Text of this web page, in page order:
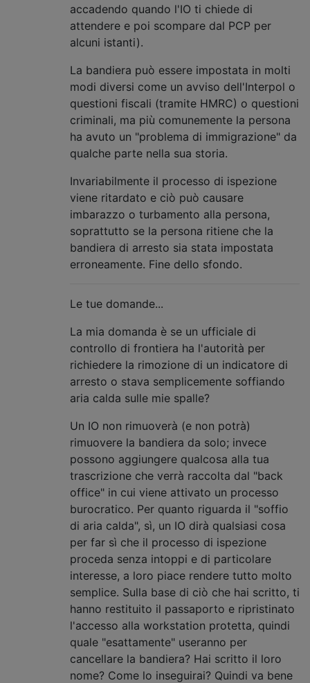
accadendo quando l'IO ti chiede di
attendere e poi scompare dal PCP per
alcuni istanti).
La bandiera può essere impostata in molti
modi diversi come un avviso dell'Interpol o
questioni fiscali (tramite HMRC) o questioni
criminali, ma più comunemente la persona
ha avuto un "problema di immigrazione" da
qualche parte nella sua storia.
Invariabilmente il processo di ispezione
viene ritardato e ciò può causare
imbarazzo o turbamento alla persona,
soprattutto se la persona ritiene che la
bandiera di arresto sia stata impostata
erroneamente. Fine dello sfondo.
Le tue domande...
La mia domanda è se un ufficiale di
controllo di frontiera ha l'autorità per
richiedere la rimozione di un indicatore di
arresto o stava semplicemente soffiando
aria calda sulle mie spalle?
Un IO non rimuoverà (e non potrà)
rimuovere la bandiera da solo; invece
possono aggiungere qualcosa alla tua
trascrizione che verrà raccolta dal "back
office" in cui viene attivato un processo
burocratico. Per quanto riguarda il "soffio
di aria calda", sì, un IO dirà qualsiasi cosa
per far sì che il processo di ispezione
proceda senza intoppi e di particolare
interesse, a loro piace rendere tutto molto
semplice. Sulla base di ciò che hai scritto, ti
hanno restituito il passaporto e ripristinato
l'accesso alla workstation protetta, quindi
quale "esattamente" useranno per
cancellare la bandiera? Hai scritto il loro
nome? Come lo inseguirai? Quindi va bene